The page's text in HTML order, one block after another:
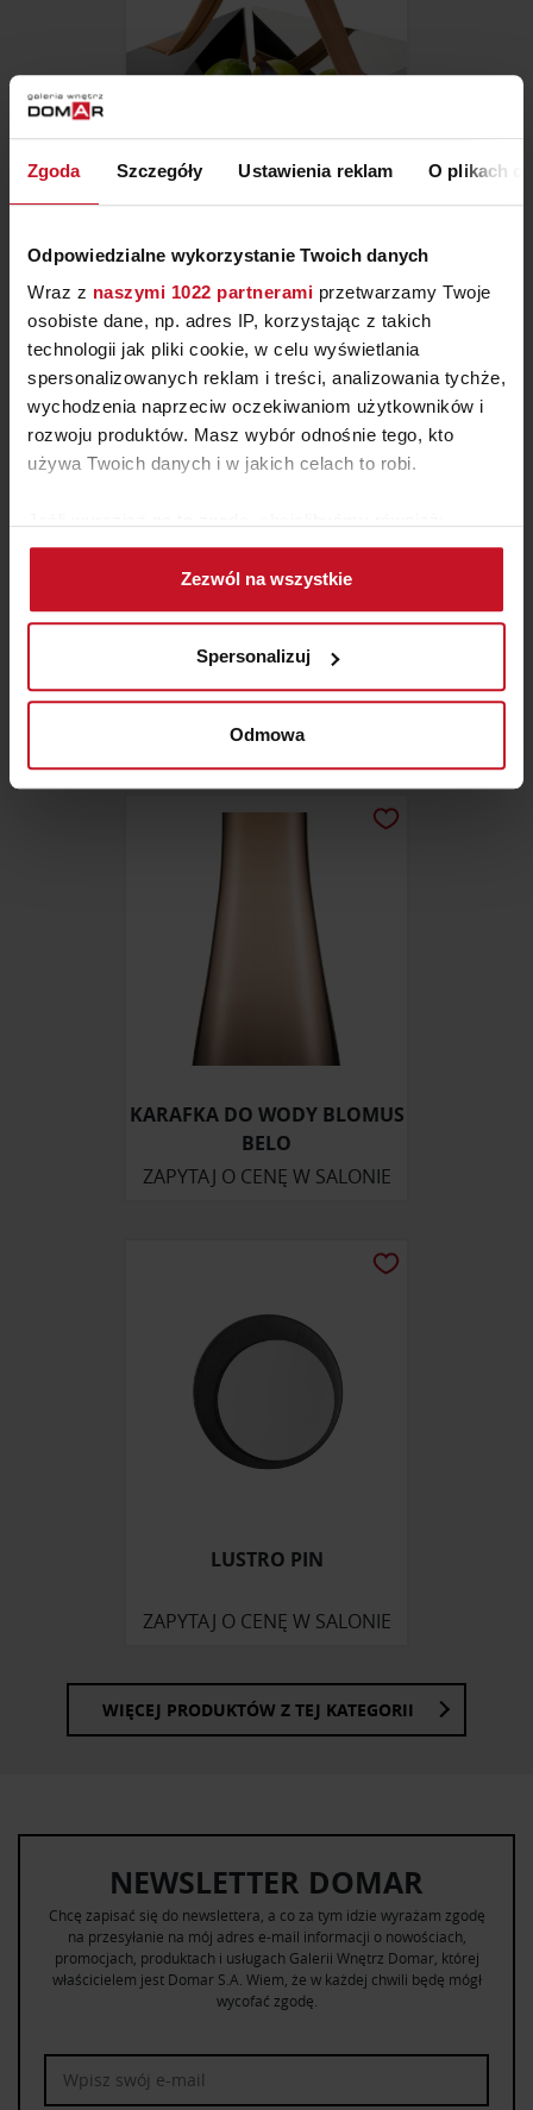
Zgoda Szczegóły Ustawienia reklam O plikach
Odpowiedzialne wykorzystanie Twoich danych
Wraz z naszymi 1022 partnerami przetwarzamy Twoje
osobiste dane, np. adres IP, korzystając z takich
technologii jak pliki cookie, w celu wyświetlania
spersonalizowanych reklam i treści, analizowania tychże,
wychodzenia naprzeciw oczekiwaniom użytkowników i
rozwoju produktów. Masz wybór odnośnie tego, kto
używa Twoich danych i w jakich celach to robi.
Gromadzić dane dotyczące Twojej lokalizacji
geograficznej z dokładnością nawet do kilku metrów
Identyfikować Twoje urządzenie, aktywnie
(fingerprinting, czyli wirtualny odcisk palca)
Dowiedz się więcej odnośnie tego, jak Twoje osobiste
dane są przetwarzane oraz ustaw własne preferencje w
zmienić lub wycofać swoją zgodę w dowolnej chwili.
i reklam, aby oferować funkcje społecznościowe i
analizować ruch w naszej witrynie. Informacje o tym, jak
korzystasz z naszej witryny, udostępniamy partnerom
społecznościowym, reklamowym i analitycznym.
Partnerzy mogą połączyć te informacje z innymi danymi
otrzymanymi od Ciebie lub uzyskanymi podczas
korzystania z ich usług.
Zezwól na wszystkie
Spersonalizuj
Odmowa
ZAPYTAJ O CENĘ W SALONIE
ŁYŻKA CEDZAKOWA ELEVATE,
JOSEPH & JOSEPH
ZAPYTAJ O CENĘ W SALONIE
KARAFKA DO WODY BLOMUS
BELO
ZAPYTAJ O CENĘ W SALONIE
LUSTRO PIN
ZAPYTAJ O CENĘ W SALONIE
WIĘCEJ PRODUKTÓW Z TEJ KATEGORII
NEWSLETTER DOMAR
Chcę zapisać się do newslettera, a co za tym idzie wyrażam zgodę
na przesyłanie na mój adres e-mail informacji o nowościach,
promocjach, produktach i usługach Galerii Wnętrz Domar, której
właścicielem jest Domar S.A. Wiem, że w każdej chwili będę mógł
wycofać zgodę.